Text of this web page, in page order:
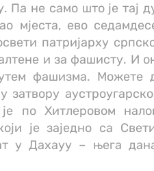
не само што је тај
мјеста, ево
патријарху
и за фашисту. И
фашизма. Можете
затвору
по Хитлеровом
је заједно са
у Дахауу – њега